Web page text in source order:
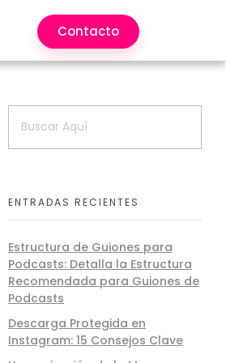
Contacto
ENTRADAS RECIENTES
Estructura de Guiones para
Podcasts: Detalla la Estructura
Recomendada para Guiones de
Podcasts
Descarga Protegida en
Instagram: 15 Consejos Clave